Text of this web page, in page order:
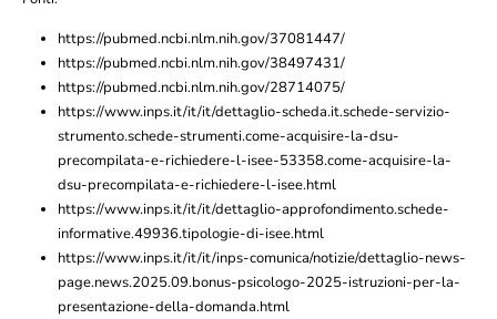
https://pubmed.ncbi.nlm.nih.gov/37081447/
https://pubmed.ncbi.nlm.nih.gov/38497431/
https://pubmed.ncbi.nlm.nih.gov/28714075/
https://www.inps.it/it/it/dettaglio-scheda.it.schede-servizio-
strumento.schede-strumenti.come-acquisire-la-dsu-
precompilata-e-richiedere-l-isee-53358.come-acquisire-la-
dsu-precompilata-e-richiedere-l-isee.html
https://www.inps.it/it/it/dettaglio-approfondimento.schede-
informative.49936.tipologie-di-isee.html
https://www.inps.it/it/it/inps-comunica/notizie/dettaglio-news-
page.news.2025.09.bonus-psicologo-2025-istruzioni-per-la-
presentazione-della-domanda.html